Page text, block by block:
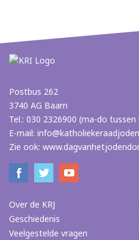
Postbus 262
3740 AG Baarn
Tel.: 030 2326900 (ma-do tussen
E-mail:
Zie ook:
Over de KRJ
Geschiedenis
Veelgestelde vragen